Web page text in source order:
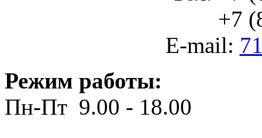
+7
E-mail:
Режим работы:
Пн-Пт 9.00 - 18.00